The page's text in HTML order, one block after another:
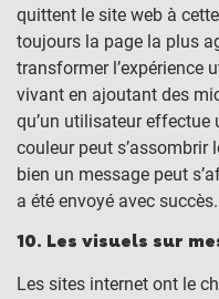
quittent le site web à
toujours la page la plus
transformer l’expérience
vivant en ajoutant des
qu’un utilisateur effectue
couleur peut s’assombrir
bien un message peut
a été envoyé avec succès.
10. Les visuels sur
Les sites internet ont le